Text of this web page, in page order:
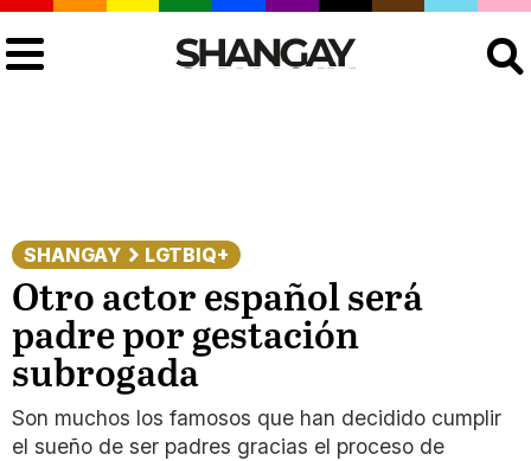
SHANGAY LGTBIQ+
Otro actor español será
padre por gestación
subrogada
Son muchos los famosos que han decidido cumplir
el sueño de ser padres gracias el proceso de